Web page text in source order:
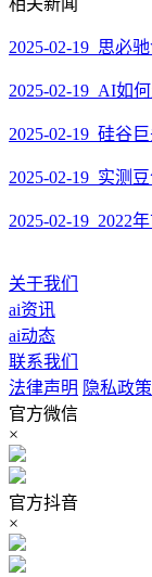
相关新闻
2025-02-19 思必
2025-02-19 AI如
2025-02-19 硅谷
2025-02-19 实测
2025-02-19 2022
关于我们
ai资讯
ai动态
联系我们
法律声明 隐私政策
官方微信
×
官方抖音
×